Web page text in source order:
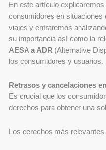
En este artículo
consumidores en situaciones
viajes y entraremos
su importancia así como la
AESA a ADR (Alternative
los consumidores y usuarios.
Retrasos y cancelaciones
Es crucial que los
derechos para obtener una
Los derechos más